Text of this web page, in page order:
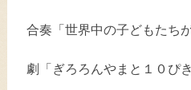
合奏「世界中の子どもたちが
劇「ぎろろんやまと１０ぴ